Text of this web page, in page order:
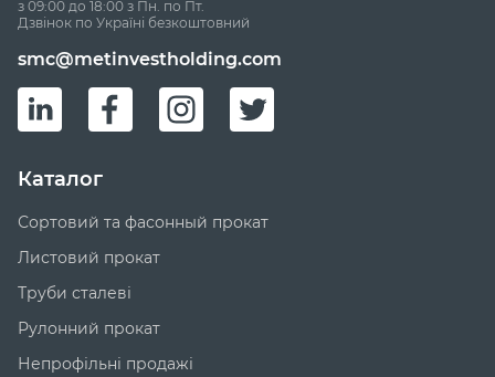
з 09:00 до 18:00 з Пн. по Пт.
Дзвінок по Україні безкоштовний
smc@metinvestholding.com
Каталог
Сортовий та фасонный прокат
Листовий прокат
Труби сталеві
Рулонний прокат
Непрофільні продажі